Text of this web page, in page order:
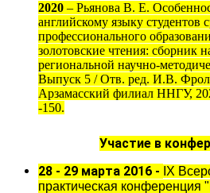
2020 – Рьянова В. Е.
английскому языку студентов
профессионального
золотовские чтения: сборник
региональной научно-
Выпуск 5 / Отв. ред. И.В.
Арзамасский филиал ННГУ,
-150.
Участие в
28 - 29 марта 2016 - IX
практическая конференция